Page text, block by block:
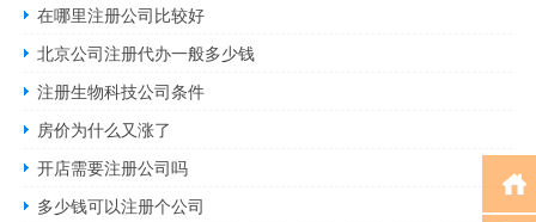
在哪里注册公司比较好
北京公司注册代办一般多少钱
注册生物科技公司条件
房价为什么又涨了
开店需要注册公司吗
多少钱可以注册个公司